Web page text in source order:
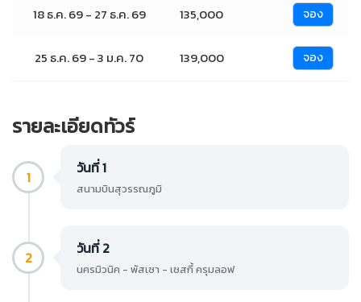
18 ธ.ค. 69 - 27 ธ.ค. 69 135,000 จอง
25 ธ.ค. 69 - 3 ม.ค. 70 139,000 จอง
รายละเอียดทัวร์
1 วันที่ 1
สนามบินสุวรรณภูมิ
2 วันที่ 2
นครมิวนิค - พัสเซา - เชสกี้ ครุมลอฟ